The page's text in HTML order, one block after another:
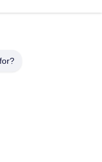
Anda, Comunidad